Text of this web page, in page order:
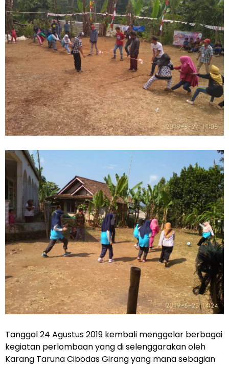
Tanggal 24 Agustus 2019 kembali menggelar berbagai
kegiatan perlombaan yang di selenggarakan oleh
Karang Taruna Cibodas Girang yang mana sebagian